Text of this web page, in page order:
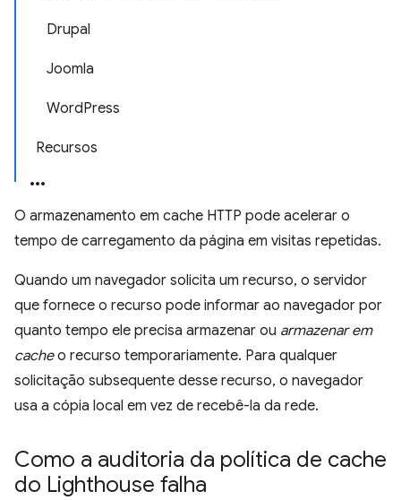
Drupal
Joomla
WordPress
Recursos
O armazenamento em cache HTTP pode acelerar o
tempo de carregamento da página em visitas repetidas.
Quando um navegador solicita um recurso, o servidor
que fornece o recurso pode informar ao navegador por
quanto tempo ele precisa armazenar ou armazenar em
cacheo recurso temporariamente. Para qualquer
solicitação subsequente desse recurso, o navegador
usa a cópia local em vez de recebê-la da rede.
Como a auditoria da política de cache
do Lighthouse falha